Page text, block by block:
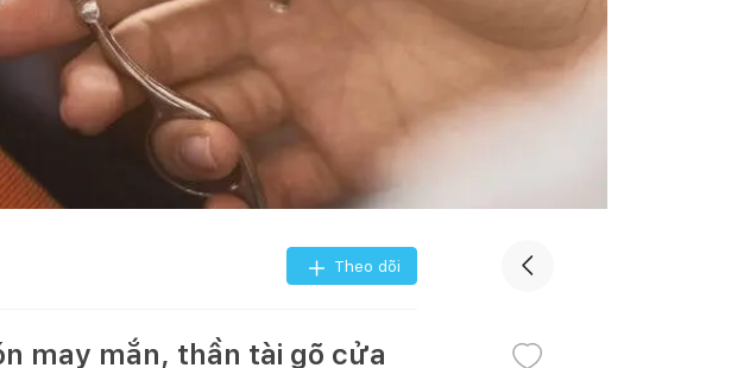
Theo dõi
may mắn, thần tài gõ cửa